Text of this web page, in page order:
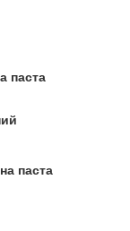
паста
паста